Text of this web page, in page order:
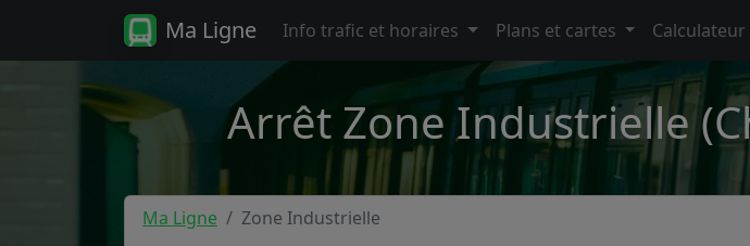
Ma Ligne Info trafic et horaires Plans et cartes
Arrêt Zone Industrielle
Ma Ligne Zone Industrielle